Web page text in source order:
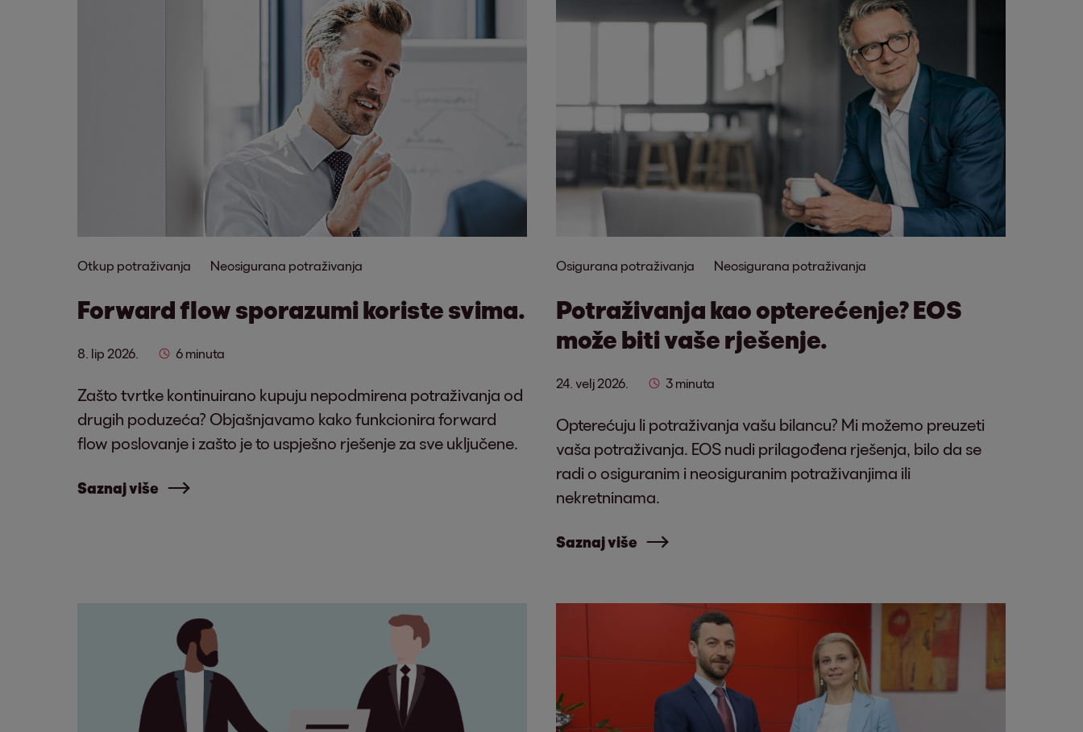
Otkup potraživanja Neosigurana potraživanja
Forward flow sporazumi koriste svima.
8. lip 2026. 6 minuta
Zašto tvrtke kontinuirano kupuju nepodmirena potraživanja od
drugih poduzeća? Objašnjavamo kako funkcionira forward
flow poslovanje i zašto je to uspješno rješenje za sve uključene.
Saznaj više
Osigurana potraživanja Neosigurana potraživanja
Potraživanja kao opterećenje? EOS
može biti vaše rješenje.
24. velj 2026. 3 minuta
Opterećuju li potraživanja vašu bilancu? Mi možemo preuzeti
vaša potraživanja. EOS nudi prilagođena rješenja, bilo da se
radi o osiguranim i neosiguranim potraživanjima ili
nekretninama.
Saznaj više